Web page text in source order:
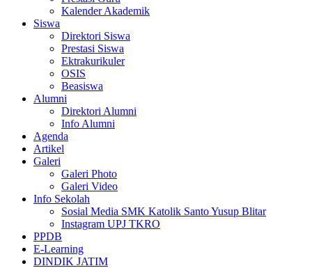
Kalender Akademik
Siswa
Direktori Siswa
Prestasi Siswa
Ektrakurikuler
OSIS
Beasiswa
Alumni
Direktori Alumni
Info Alumni
Agenda
Artikel
Galeri
Galeri Photo
Galeri Video
Info Sekolah
Sosial Media SMK Katolik Santo Yusup Blitar
Instagram UPJ TKRO
PPDB
E-Learning
DINDIK JATIM